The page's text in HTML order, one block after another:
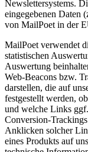
Newslettersystems.
eingegebenen Daten
von MailPoet in der
MailPoet verwendet
statistischen
Auswertung
Web-Beacons bzw.
darstellen, die auf
festgestellt werden,
und welche Links
Conversion-
Anklicken solcher
eines Produkts auf